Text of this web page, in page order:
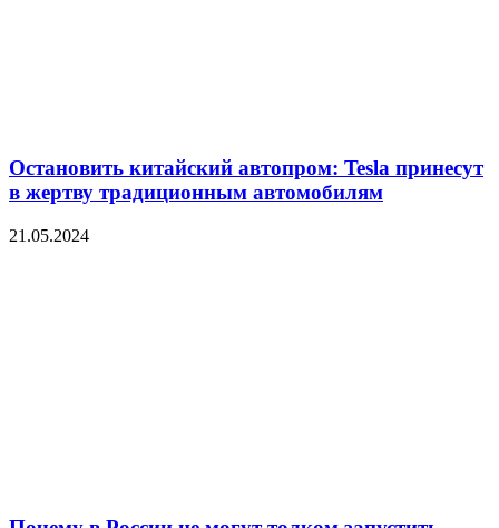
Остановить китайский автопром: Tesla принесут
в жертву традиционным автомобилям
21.05.2024